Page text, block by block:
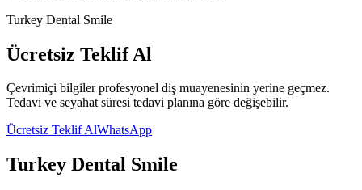
Turkey Dental Smile
Ücretsiz Teklif Al
Çevrimiçi bilgiler profesyonel diş muayenesinin yerine geçmez.
Tedavi ve seyahat süresi tedavi planına göre değişebilir.
Ücretsiz Teklif AlWhatsApp
Turkey Dental Smile